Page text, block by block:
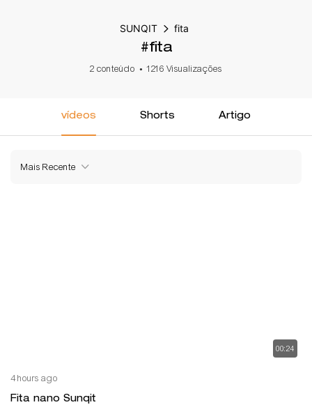
SUNQIT fita
#fita
2 conteúdo 1216 Visualizações
vídeos Shorts Artigo
Mais Recente
00:24
4 hours ago
Fita nano Sunqit